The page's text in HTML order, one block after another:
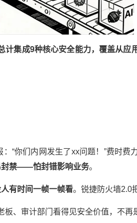
计集成9种核心安全能力，覆盖从应
“你们内网发生了xx问题！”费时费
禁——怕封错影响业务。
有时间一帧一帧看。锐捷防火墙2.0
板、审计部门看得见安全价值，不再